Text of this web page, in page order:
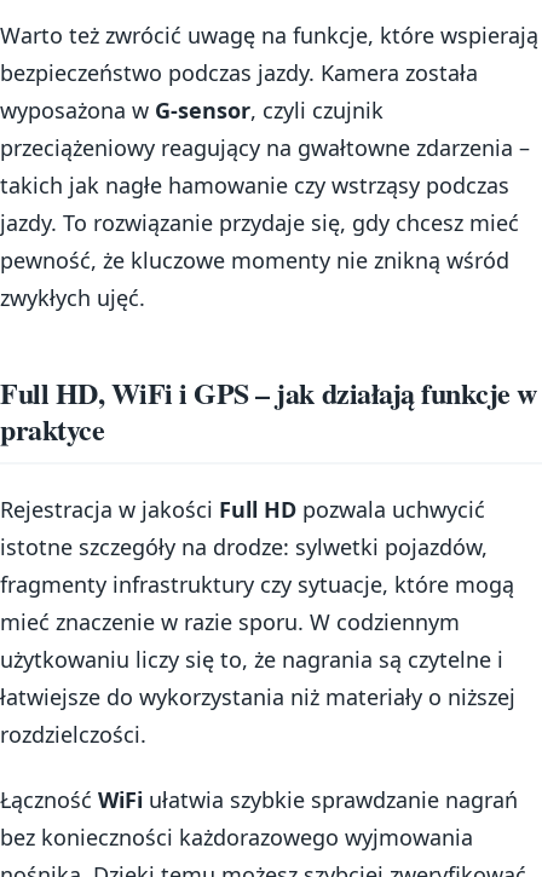
Warto też zwrócić uwagę na funkcje, które wspierają
bezpieczeństwo podczas jazdy. Kamera została
wyposażona w G-sensor, czyli czujnik
przeciążeniowy reagujący na gwałtowne zdarzenia –
takich jak nagłe hamowanie czy wstrząsy podczas
jazdy. To rozwiązanie przydaje się, gdy chcesz mieć
pewność, że kluczowe momenty nie znikną wśród
zwykłych ujęć.
Full HD, WiFi i GPS – jak działają funkcje w
praktyce
Rejestracja w jakości Full HD pozwala uchwycić
istotne szczegóły na drodze: sylwetki pojazdów,
fragmenty infrastruktury czy sytuacje, które mogą
mieć znaczenie w razie sporu. W codziennym
użytkowaniu liczy się to, że nagrania są czytelne i
łatwiejsze do wykorzystania niż materiały o niższej
rozdzielczości.
Łączność WiFi ułatwia szybkie sprawdzanie nagrań
bez konieczności każdorazowego wyjmowania